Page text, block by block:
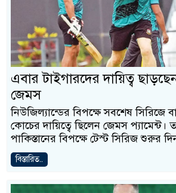
এবার টাইগারদের দায়িত্ব
জেমস
নিউজিল্যান্ডের বিপক্ষে সবশেষ সিরিজে
কোচের দায়িত্বে ছিলেন জেমস প্যামেন্ট।
পাকিস্তানের বিপক্ষে টেস্ট সিরিজ শুরুর
বিস্তারিত..